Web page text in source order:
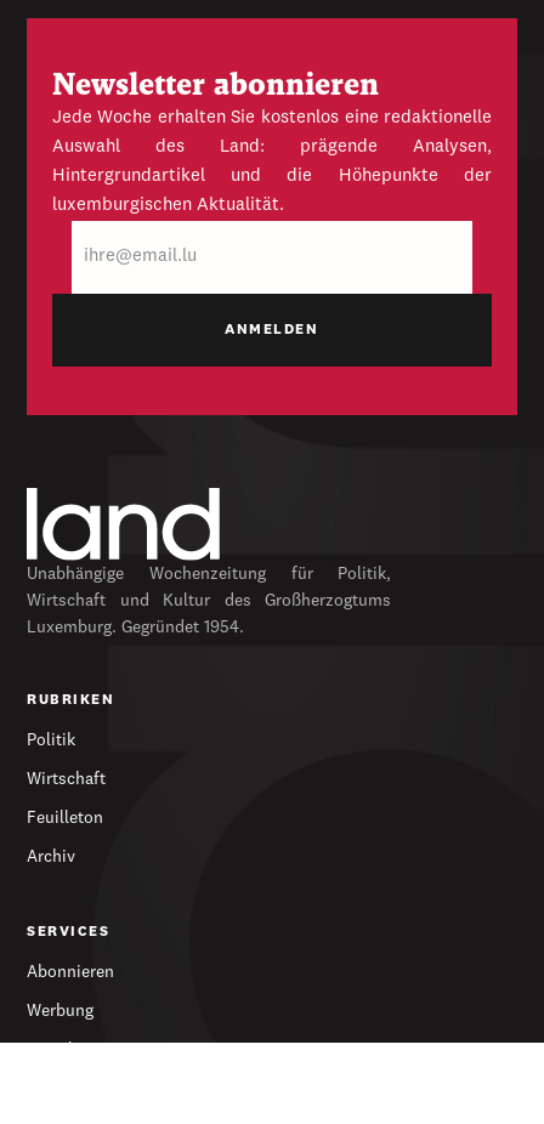
Newsletter abonnieren
Jede Woche erhalten Sie kostenlos eine redaktionelle
Auswahl des Land: prägende Analysen,
Hintergrundartikel und die Höhepunkte der
luxemburgischen Aktualität.
Mail
Unabhängige Wochenzeitung für Politik,
Wirtschaft und Kultur des Großherzogtums
Luxemburg. Gegründet 1954.
RUBRIKEN
Politik
Wirtschaft
Feuilleton
Archiv
SERVICES
Abonnieren
Werbung